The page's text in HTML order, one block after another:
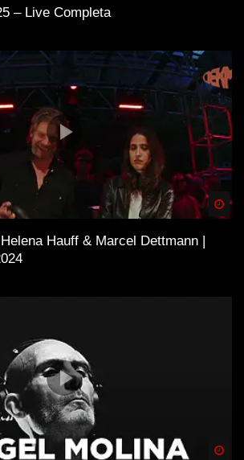
– Live Completa
Hauff & Marcel Dettmann |